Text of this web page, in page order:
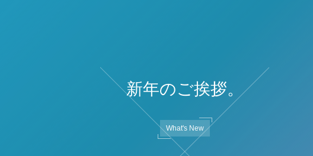
新年のご挨拶。
What's New